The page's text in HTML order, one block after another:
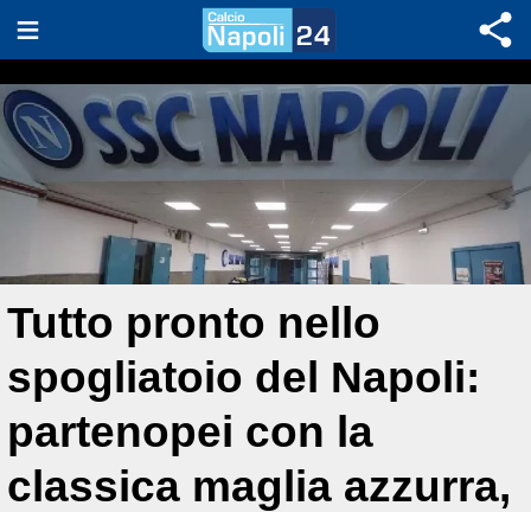
Tutto pronto nello
spogliatoio del Napoli:
partenopei con la
classica maglia azzurra,